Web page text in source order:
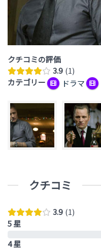
クチコミの評価
3.9 1
カテゴリー
ドラマ
クチコミ
3.9 1
5 星
4 星